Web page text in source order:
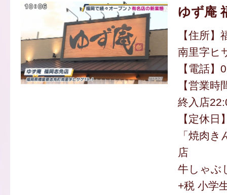
ゆず庵
【住所
南里字ヒ
【電話
【営業
終入店
【定休日
「焼肉
店
牛しゃぶ
+税 小学